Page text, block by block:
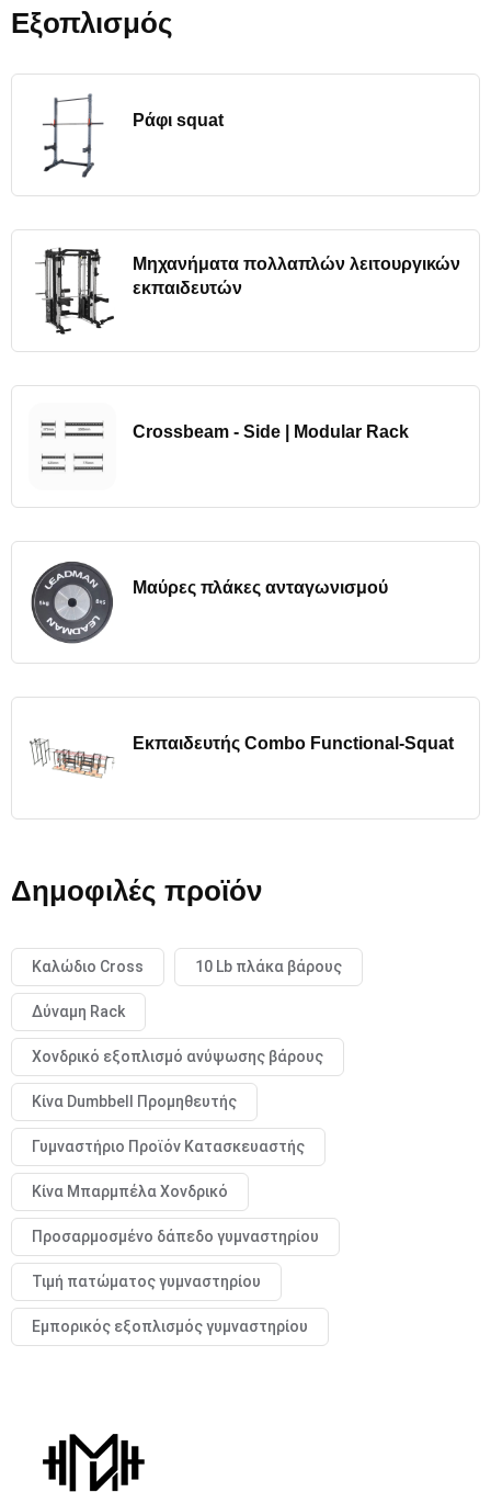
Εξοπλισμός
Ράφι squat
Μηχανήματα πολλαπλών λειτουργικών
εκπαιδευτών
Crossbeam - Side | Modular Rack
Μαύρες πλάκες ανταγωνισμού
Εκπαιδευτής Combo Functional-Squat
Δημοφιλές προϊόν
Καλώδιο Cross 10 Lb πλάκα βάρους
Δύναμη Rack
Χονδρικό εξοπλισμό ανύψωσης βάρους
Κίνα Dumbbell Προμηθευτής
Γυμναστήριο Προϊόν Κατασκευαστής
Κίνα Μπαρμπέλα Χονδρικό
Προσαρμοσμένο δάπεδο γυμναστηρίου
Τιμή πατώματος γυμναστηρίου
Εμπορικός εξοπλισμός γυμναστηρίου